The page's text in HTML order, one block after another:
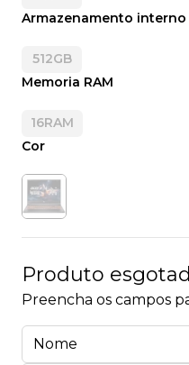
Armazenamento interno
512GB
Memoria RAM
16RAM
Cor
Produto
Preencha os campos